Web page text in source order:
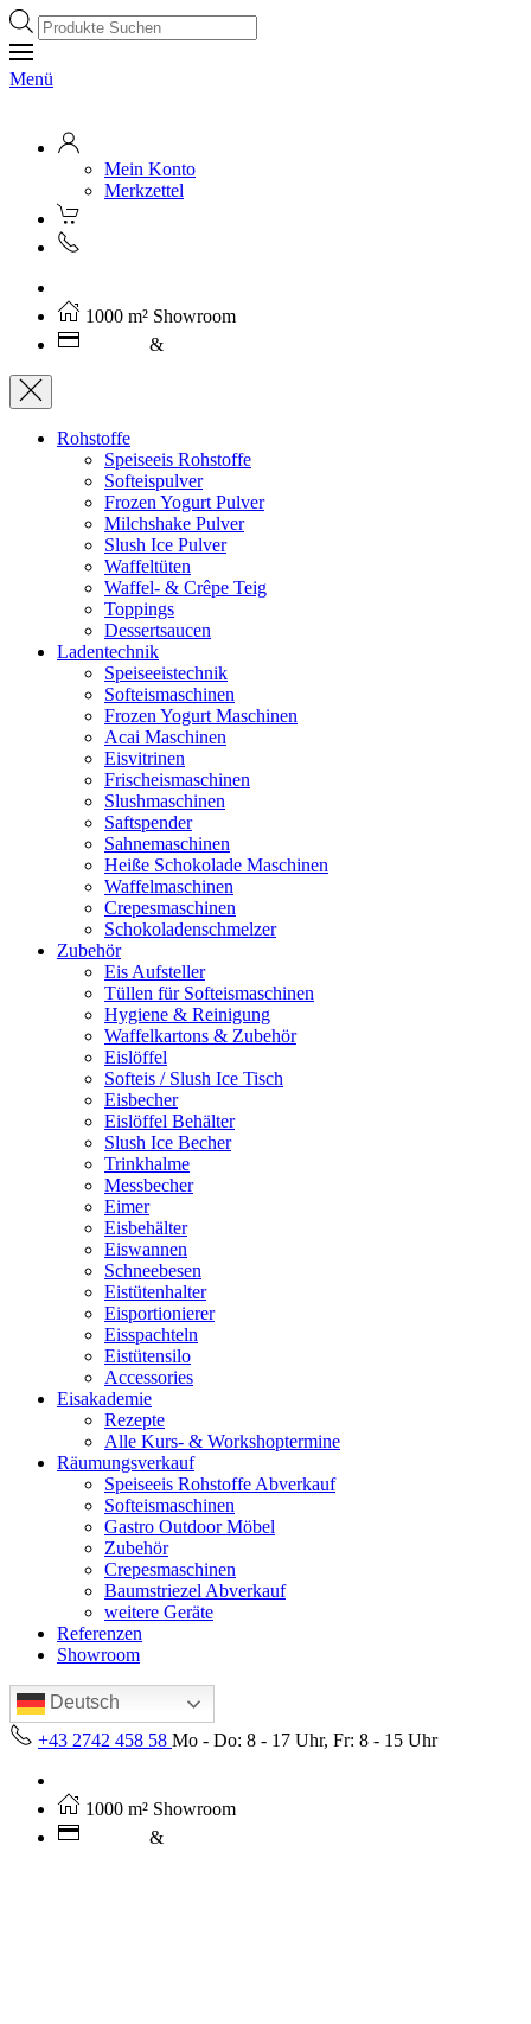
Products
search
Menü
Mein Konto
Merkzettel
1000 m² Showroom
&
Rohstoffe
Speiseeis Rohstoffe
Softeispulver
Frozen Yogurt Pulver
Milchshake Pulver
Slush Ice Pulver
Waffeltüten
Waffel- & Crêpe Teig
Toppings
Dessertsaucen
Ladentechnik
Speiseeistechnik
Softeismaschinen
Frozen Yogurt Maschinen
Acai Maschinen
Eisvitrinen
Frischeismaschinen
Slushmaschinen
Saftspender
Sahnemaschinen
Heiße Schokolade Maschinen
Waffelmaschinen
Crepesmaschinen
Schokoladenschmelzer
Zubehör
Eis Aufsteller
Tüllen für Softeismaschinen
Hygiene & Reinigung
Waffelkartons & Zubehör
Eislöffel
Softeis / Slush Ice Tisch
Eisbecher
Eislöffel Behälter
Slush Ice Becher
Trinkhalme
Messbecher
Eimer
Eisbehälter
Eiswannen
Schneebesen
Eistütenhalter
Eisportionierer
Eisspachteln
Eistütensilo
Accessories
Eisakademie
Rezepte
Alle Kurs- & Workshoptermine
Räumungsverkauf
Speiseeis Rohstoffe Abverkauf
Softeismaschinen
Gastro Outdoor Möbel
Zubehör
Crepesmaschinen
Baumstriezel Abverkauf
weitere Geräte
Referenzen
Showroom
Deutsch
+43 2742 458 58 Mo - Do: 8 - 17 Uhr, Fr: 8 - 15 Uhr
1000 m² Showroom
&